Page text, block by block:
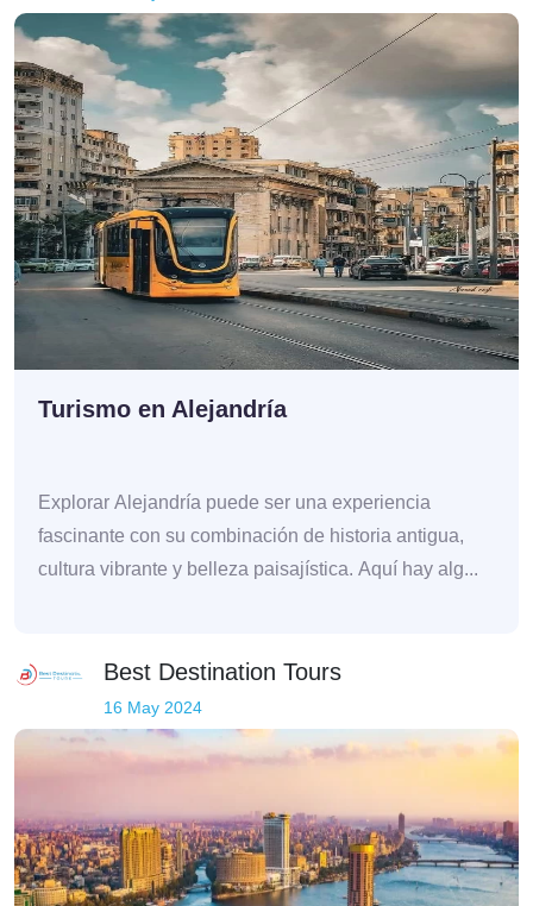
Turismo en Alejandría
Explorar Alejandría puede ser una experiencia
fascinante con su combinación de historia antigua,
cultura vibrante y belleza paisajística. Aquí hay alg...
Best Destination Tours
16 May 2024